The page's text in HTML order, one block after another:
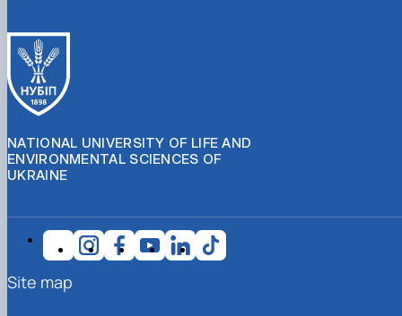
NATIONAL UNIVERSITY OF LIFE AND
ENVIRONMENTAL SCIENCES OF
UKRAINE
Site map